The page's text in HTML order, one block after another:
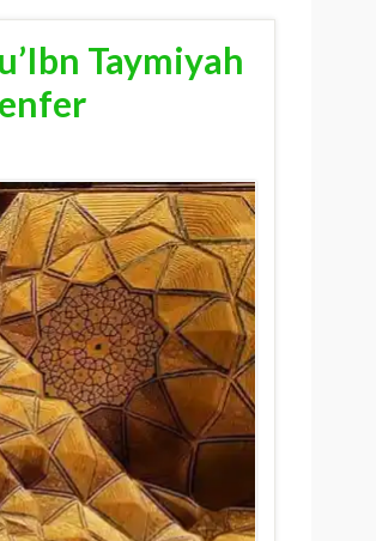
Taymiyah